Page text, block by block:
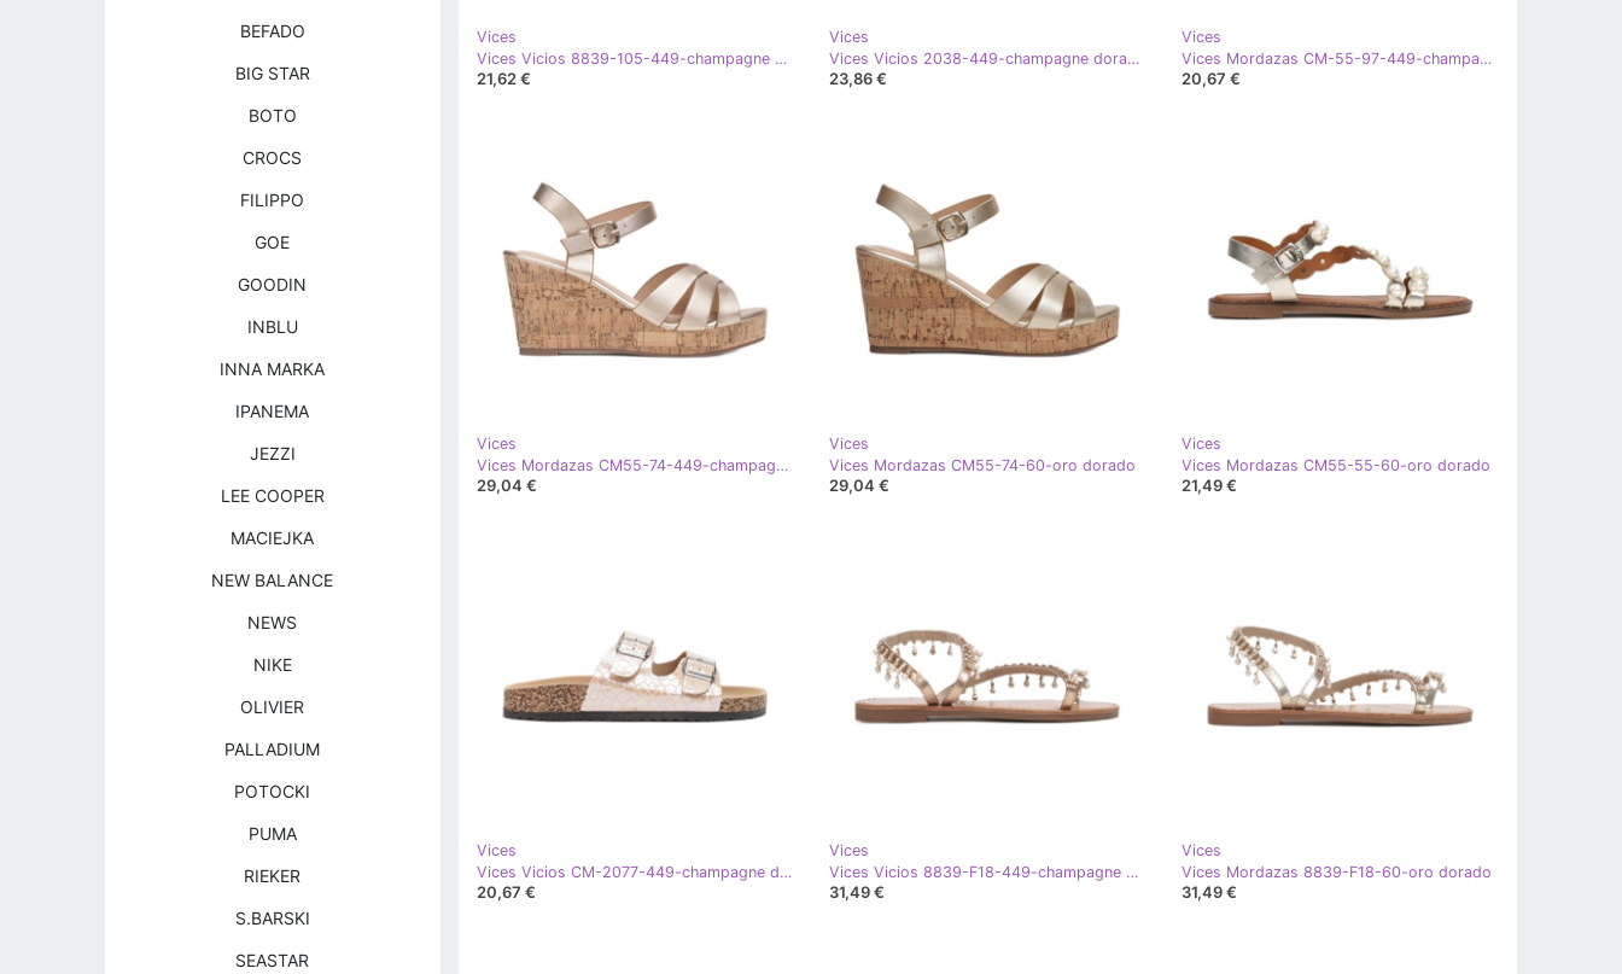
Vices
Vices Vicios 8839-105-449-champagne dorado
21,62 €
Vices
Vices Vicios 2038-449-champagne dorado
23,86 €
Vices
Vices Mordazas CM-55-97-449-champagne dorado
20,67 €
Vices
Vices Mordazas CM55-74-449-champagne dorado
29,04 €
Vices
Vices Mordazas CM55-74-60-oro dorado
29,04 €
Vices
Vices Mordazas CM55-55-60-oro dorado
21,49 €
Vices
Vices Vicios CM-2077-449-champagne dorado
20,67 €
Vices
Vices Vicios 8839-F18-449-champagne dorado
31,49 €
Vices
Vices Mordazas 8839-F18-60-oro dorado
31,49 €
BEFADO
BIG STAR
BOTO
CROCS
FILIPPO
GOE
GOODIN
INBLU
INNA MARKA
IPANEMA
JEZZI
LEE COOPER
MACIEJKA
NEW BALANCE
NEWS
NIKE
OLIVIER
PALLADIUM
POTOCKI
PUMA
RIEKER
S.BARSKI
SEASTAR